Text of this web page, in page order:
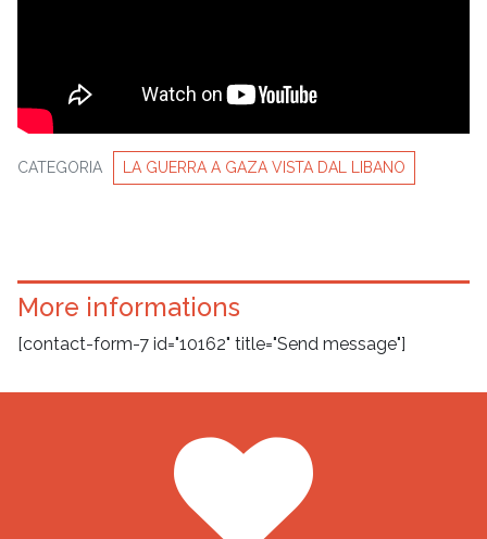
CATEGORIA LA GUERRA A GAZA VISTA DAL LIBANO
More informations
[contact-form-7 id="10162" title="Send message"]